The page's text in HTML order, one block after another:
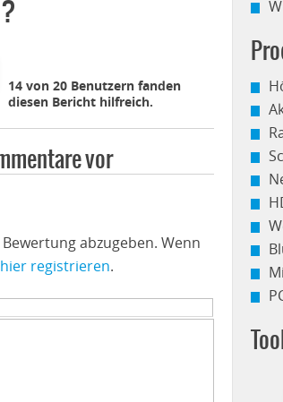
14 von 20 Benutzern fanden
diesen Bericht hilfreich.
vor
abzugeben. Wenn
hier registrieren.